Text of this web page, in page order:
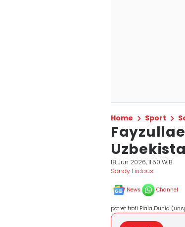
Home Sport
18 Jun 2026, 11:50 WIB
Sandy Firdaus
News Channel
potret trofi Piala Dunia